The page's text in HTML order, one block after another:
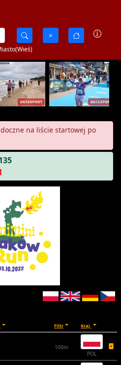
na liście startowej po
Filtr Kraj
100m
POL